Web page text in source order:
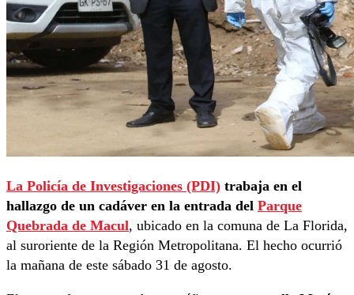
La Policía de Investigaciones (PDI) trabaja en el
hallazgo de un cadáver en la entrada del Parque
Quebrada de Macul, ubicado en la comuna de La Florida,
al suroriente de la Región Metropolitana. El hecho ocurrió
la mañana de este sábado 31 de agosto.